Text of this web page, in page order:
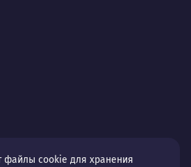
файлы cookie для хранения